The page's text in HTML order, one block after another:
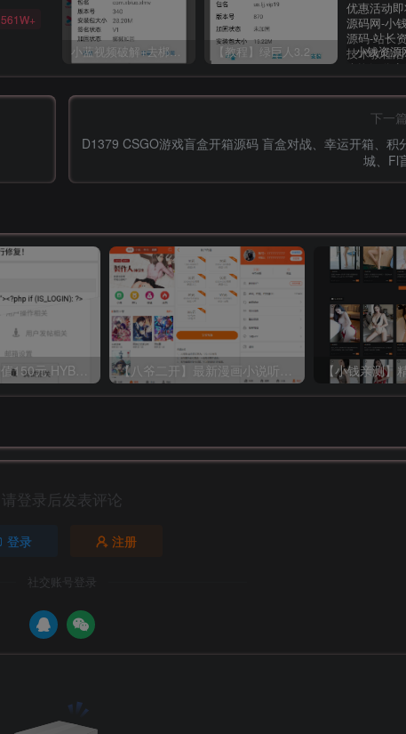
561W+
小蓝视频破解+去梆梆加固教程 【教程】绿巨人3.2破解详细教学
下一
D1379 CSGO游戏盲盒开箱源码 盲盒对战、幸运开箱、积
城、Fl
请登录后发表评论
登录 注册
社交账号登录